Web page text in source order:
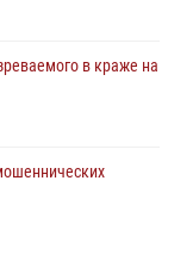
в краже на